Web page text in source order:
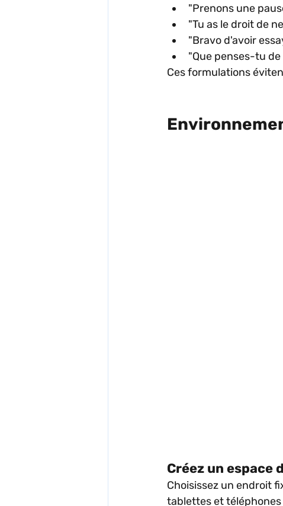
"Prenons une
"Tu as le droit de
"Bravo d'avoir
"Que penses-tu
Ces formulations
Créez un espace
Choisissez un endroit
tablettes et